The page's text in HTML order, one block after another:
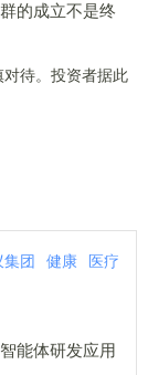
的成立不是终
待。投资者据此
集团 健康 医疗
能体研发应用